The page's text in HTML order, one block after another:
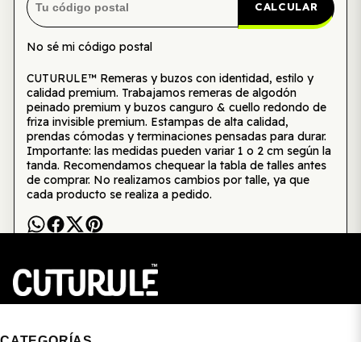
CALCULAR
No sé mi código postal
CUTURULE™ Remeras y buzos con identidad, estilo y
calidad premium. Trabajamos remeras de algodón
peinado premium y buzos canguro & cuello redondo de
friza invisible premium. Estampas de alta calidad,
prendas cómodas y terminaciones pensadas para durar.
Importante: las medidas pueden variar 1 o 2 cm según la
tanda. Recomendamos chequear la tabla de talles antes
de comprar. No realizamos cambios por talle, ya que
cada producto se realiza a pedido.